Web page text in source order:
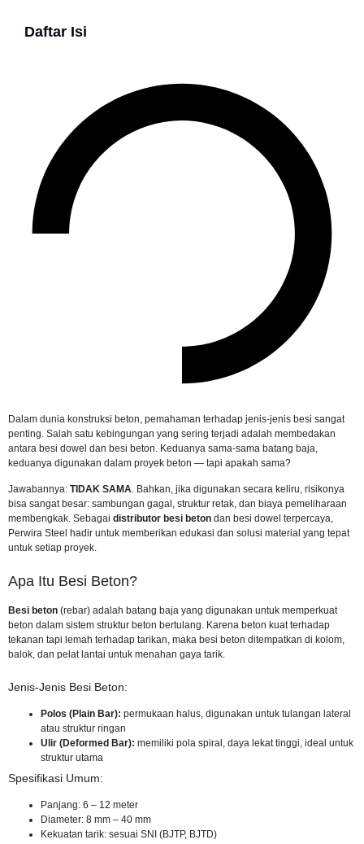
Daftar Isi
Dalam dunia konstruksi beton, pemahaman terhadap jenis-jenis besi sangat
penting. Salah satu kebingungan yang sering terjadi adalah membedakan
antara besi dowel dan besi beton. Keduanya sama-sama batang baja,
keduanya digunakan dalam proyek beton — tapi apakah sama?
Jawabannya: TIDAK SAMA. Bahkan, jika digunakan secara keliru, risikonya
bisa sangat besar: sambungan gagal, struktur retak, dan biaya pemeliharaan
membengkak. Sebagai distributor besi beton dan besi dowel terpercaya,
Perwira Steel hadir untuk memberikan edukasi dan solusi material yang tepat
untuk setiap proyek.
Apa Itu Besi Beton?
Besi beton (rebar) adalah batang baja yang digunakan untuk memperkuat
beton dalam sistem struktur beton bertulang. Karena beton kuat terhadap
tekanan tapi lemah terhadap tarikan, maka besi beton ditempatkan di kolom,
balok, dan pelat lantai untuk menahan gaya tarik.
Jenis-Jenis Besi Beton:
Polos (Plain Bar): permukaan halus, digunakan untuk tulangan lateral
atau struktur ringan
Ulir (Deformed Bar): memiliki pola spiral, daya lekat tinggi, ideal untuk
struktur utama
Spesifikasi Umum:
Panjang: 6 – 12 meter
Diameter: 8 mm – 40 mm
Kekuatan tarik: sesuai SNI (BJTP, BJTD)